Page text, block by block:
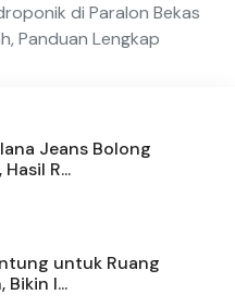
di Paralon Bekas
Panduan Lengkap
Jeans Bolong
R...
untuk Ruang
Bikin I...